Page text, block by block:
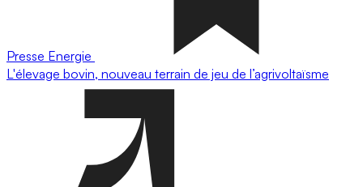
Presse Energie
L'élevage bovin, nouveau terrain de jeu de l’agrivoltaïsme